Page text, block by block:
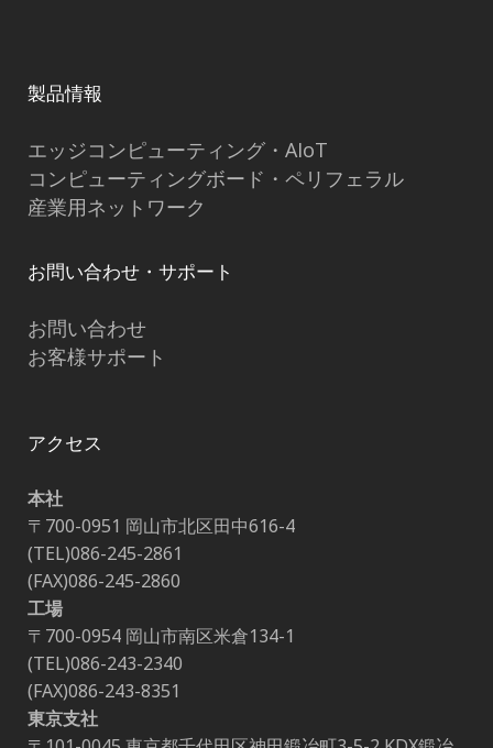
製品情報
エッジコンピューティング・AIoT
コンピューティングボード・ペリフェラル
産業用ネットワーク
お問い合わせ・サポート
お問い合わせ
お客様サポート
アクセス
本社
〒700-0951 岡山市北区田中616-4
(TEL)086-245-2861
(FAX)086-245-2860
工場
〒700-0954 岡山市南区米倉134-1
(TEL)086-243-2340
(FAX)086-243-8351
東京支社